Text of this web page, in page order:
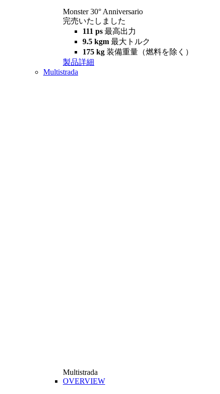
Monster 30° Anniversario
完売いたしました
111 ps 最高出力
9.5 kgm 最大トルク
175 kg 装備重量（燃料を除く）
製品詳細
Multistrada
Multistrada
OVERVIEW